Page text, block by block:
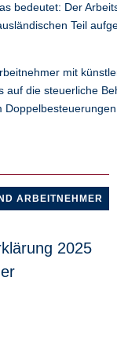
bedeutet: Der
Teil
mit
auf die steuerliche
ARBEITNEHMER
2025